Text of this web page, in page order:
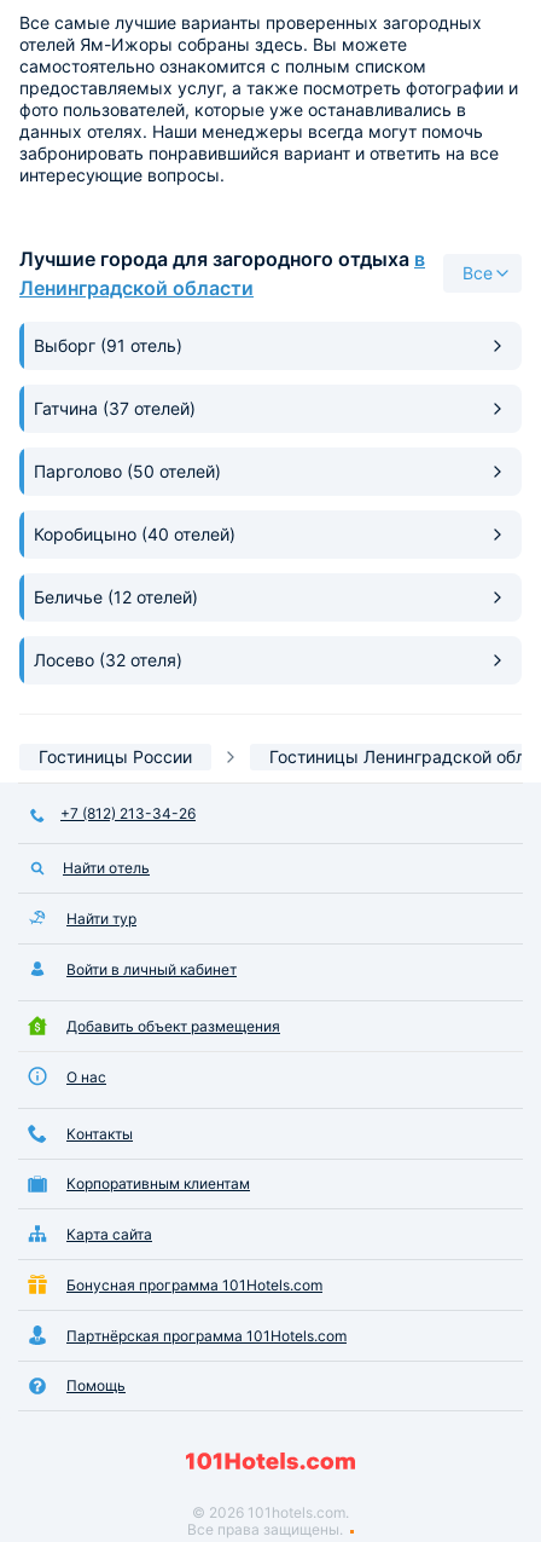
Все самые лучшие варианты проверенных загородных
отелей Ям-Ижоры собраны здесь. Вы можете
самостоятельно ознакомится с полным списком
предоставляемых услуг, а также посмотреть фотографии и
фото пользователей, которые уже останавливались в
данных отелях. Наши менеджеры всегда могут помочь
забронировать понравившийся вариант и ответить на все
интересующие вопросы.
Лучшие города для загородного отдыха в
Ленинградской области
Все
Выборг (91 отель)
Гатчина (37 отелей)
Парголово (50 отелей)
Коробицыно (40 отелей)
Беличье (12 отелей)
Лосево (32 отеля)
Гостиницы России Гостиницы Ленинградской
+7 (812) 213-34-26
Найти отель
Найти тур
Войти в личный кабинет
Добавить объект размещения
О нас
Контакты
Корпоративным клиентам
Карта сайта
Бонусная программа 101Hotels.com
Партнёрская программа 101Hotels.com
Помощь
© 2026 101hotels.com.
Все права защищены.